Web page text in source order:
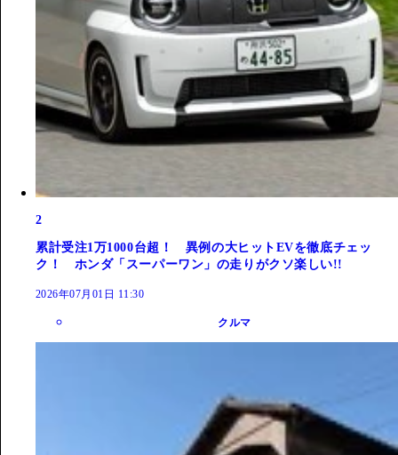
2
累計受注1万1000台超！ 異例の大ヒットEVを徹底チェッ
ク！ ホンダ「スーパーワン」の走りがクソ楽しい!!
2026年07月01日 11:30
クルマ